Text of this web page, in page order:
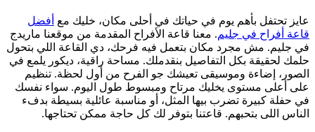
عايز تحتفل بأهم يوم في حياتك في أحلى مكان، خليك مع أفضل
قاعة أفراح في جليم. معنا قاعة الأفراح المقدمة من موقعنا ماريدج
في جليم. مش مجرد مكان بتعمل فيه فرحك، دي القاعة اللي بتحول
حلمك لحقيقة بكل التفاصيل بنقدملك. مساحة راقية، ديكور يلمع في
الصور، إضاءة وموسيقى تعيشك جو الفرح من أول لحظة. تنظيم
على أعلى مستوى يخليك مرتاح ومبسوط طول اليوم. سواء نفسك
في حفلة كبيرة تضرب بيها المثل، أو مناسبة عائلية بسيطة بدفء
الناس اللى بتحبهم. قاعتنا بتوفر لك كل حاجة ممكن تحتاجها.